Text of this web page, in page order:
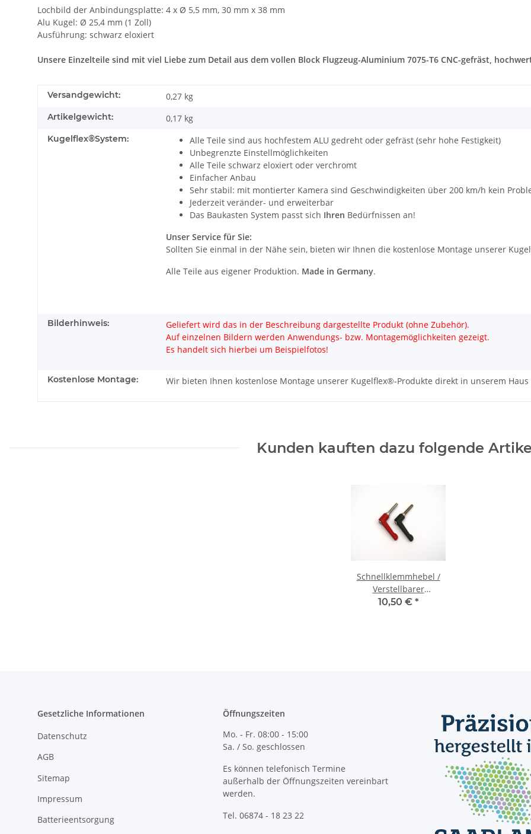
Lochbild der Anbindungsplatte: 4 x Ø 5,5 mm, 30 mm x 38 mm
Alu Kugel: Ø 25,4 mm (1 Zoll)
Ausführung: schwarz eloxiert
Unsere Einzelteile sind mit viel Liebe zum Detail aus dem vollen Block Flugzeug-Aluminium 7075-T6 CNC-gefräst,
Versandgewicht: 0,27 kg
Artikelgewicht: 0,17 kg
Kugelflex®System:
Alle Teile sind aus hochfestem ALU gedreht oder gefräst (sehr hohe Festigkeit)
Unbegrenzte Einstellmöglichkeiten
Alle Teile schwarz eloxiert oder verchromt
Einfacher Anbau
Sehr stabil: mit montierter Kamera sind Geschwindigkeiten über 200 km/h kein
Jederzeit veränder- und erweiterbar
Das Baukasten System passt sich Ihren Bedürfnissen an!
Unser Service für Sie:
Sollten Sie einmal in der Nähe sein, bieten wir Ihnen die kostenlose Montage unserer
Alle Teile aus eigener Produktion. Made in Germany.
Bilderhinweis:
Geliefert wird das in der Beschreibung dargestellte Produkt (ohne Zubehör).
Auf einzelnen Bildern werden Anwendungs- bzw. Montagemöglichkeiten gezeigt.
Es handelt sich hierbei um Beispielfotos!
Kostenlose Montage: Wir bieten Ihnen kostenlose Montage unserer Kugelflex®-Produkte direkt in unserem Haus
Kunden kauften dazu folgende
Schnellklemmhebel /
Verstellbarer
Klemmhebel M6 in
10,50 € *
Gesetzliche Informationen
Datenschutz
AGB
Sitemap
Impressum
Batterieentsorgung
Öffnungszeiten
Mo. - Fr. 08:00 - 15:00
Sa. / So. geschlossen
Es können telefonisch Termine
außerhalb der Öffnungszeiten vereinbart
werden.
Tel. 06874 - 18 23 22